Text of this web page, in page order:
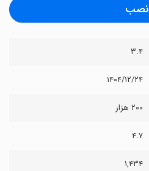
نصب
۳.۴
۱۴۰۴/۱۲/۲۴
۲۰۰ هزار
۴.۷
۱,۴۳۴